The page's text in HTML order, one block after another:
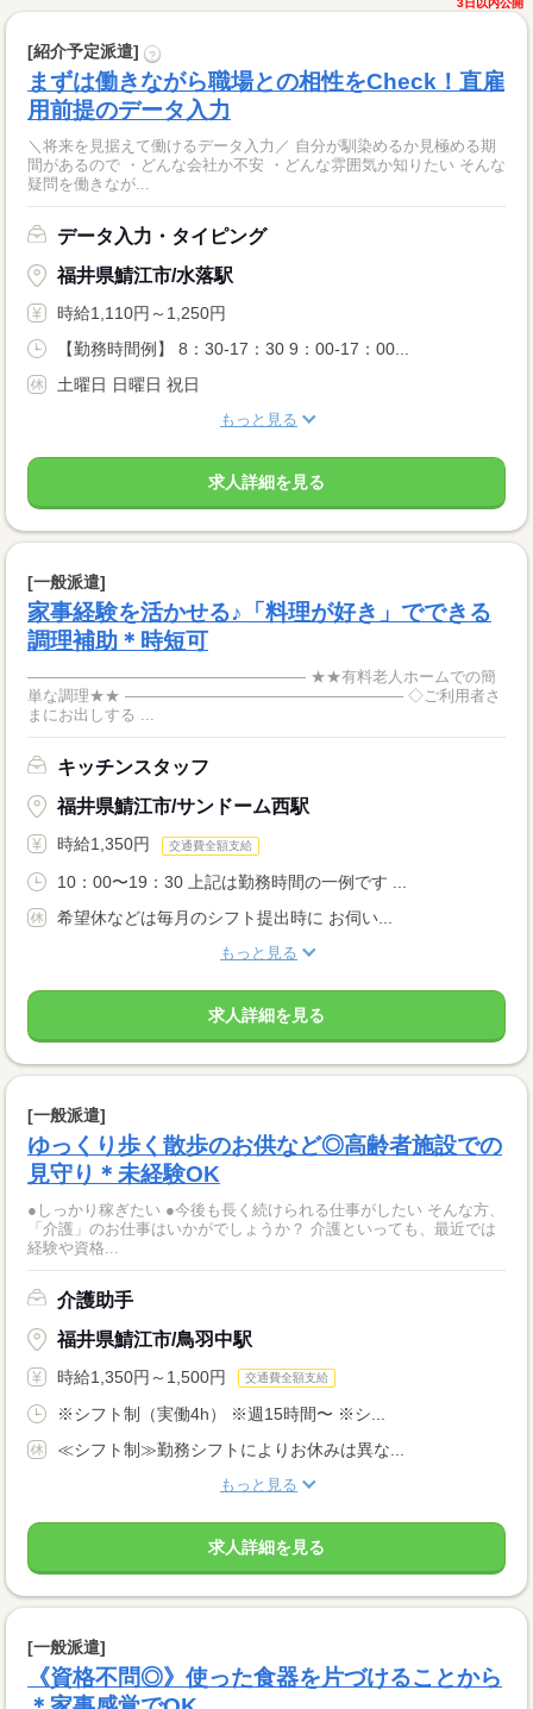
3日以内公開
[紹介予定派遣] ?
まずは働きながら職場との相性をCheck！直雇
用前提のデータ入力
＼将来を見据えて働けるデータ入力／ 自分が馴染めるか見極める期
間があるので ・どんな会社か不安 ・どんな雰囲気か知りたい そんな
疑問を働きなが...
データ入力・タイピング
福井県鯖江市/水落駅
時給1,110円～1,250円
【勤務時間例】 8：30-17：30 9：00-17：00...
土曜日 日曜日 祝日
もっと見る
求人詳細を見る
[一般派遣]
家事経験を活かせる♪「料理が好き」でできる
調理補助＊時短可
―――――――――――――――――― ★★有料老人ホームでの簡
単な調理★★ ―――――――――――――――――― ◇ご利用者さ
まにお出しする ...
キッチンスタッフ
福井県鯖江市/サンドーム西駅
時給1,350円 交通費全額支給
10：00〜19：30 上記は勤務時間の一例です ...
希望休などは毎月のシフト提出時に お伺い...
もっと見る
求人詳細を見る
[一般派遣]
ゆっくり歩く散歩のお供など◎高齢者施設での
見守り＊未経験OK
●しっかり稼ぎたい ●今後も長く続けられる仕事がしたい そんな方、
「介護」のお仕事はいかがでしょうか？ 介護といっても、最近では
経験や資格...
介護助手
福井県鯖江市/鳥羽中駅
時給1,350円～1,500円 交通費全額支給
※シフト制（実働4h） ※週15時間〜 ※シ...
≪シフト制≫勤務シフトによりお休みは異な...
もっと見る
求人詳細を見る
[一般派遣]
《資格不問◎》使った食器を片づけることから